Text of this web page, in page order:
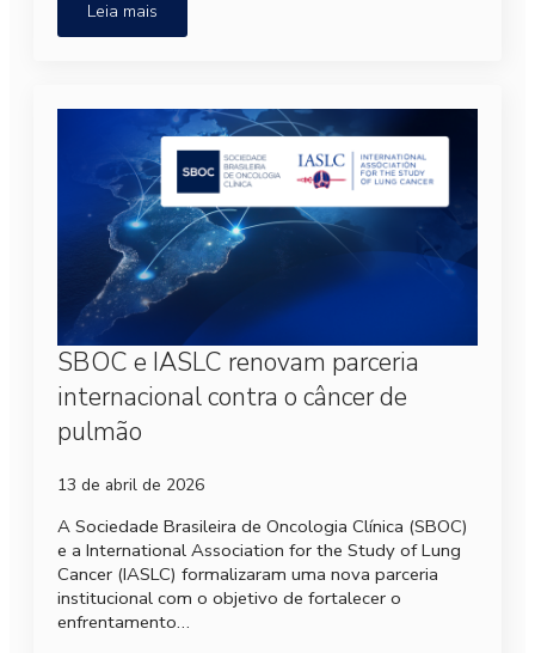
Leia mais
SBOC e IASLC renovam parceria
internacional contra o câncer de
pulmão
13 de abril de 2026
A Sociedade Brasileira de Oncologia Clínica (SBOC)
e a International Association for the Study of Lung
Cancer (IASLC) formalizaram uma nova parceria
institucional com o objetivo de fortalecer o
enfrentamento…